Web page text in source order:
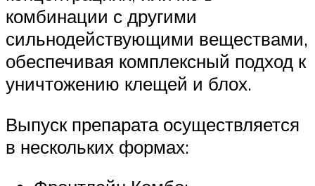
комбинации с другими
сильнодействующими веществами,
обеспечивая комплексный подход к
уничтожению клещей и блох.
Выпуск препарата осуществляется
в нескольких формах: